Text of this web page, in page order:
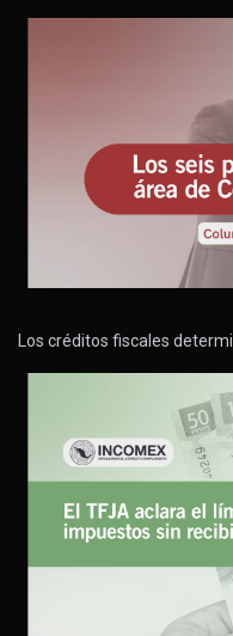
Los créditos fiscales